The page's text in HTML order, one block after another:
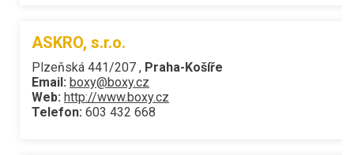
ASKRO, s.r.o.
Plzeňská 441/207 , Praha-Košíře
Email: boxy@boxy.cz
Web: http://www.boxy.cz
Telefon: 603 432 668